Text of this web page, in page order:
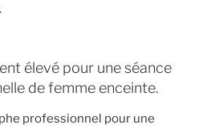
élevé pour une séance
de femme enceinte.
professionnel pour une